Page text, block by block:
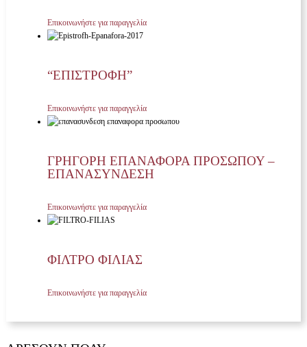
Επικοινωνήστε για παραγγελία
“ΕΠΙΣΤΡΟΦΗ”
Επικοινωνήστε για παραγγελία
ΓΡΗΓΟΡΗ ΕΠΑΝΑΦΟΡΑ ΠΡΟΣΩΠΟΥ –
ΕΠΑΝΑΣΥΝΔΕΣΗ
Επικοινωνήστε για παραγγελία
ΦΙΛΤΡΟ ΦΙΛΙΑΣ
Επικοινωνήστε για παραγγελία